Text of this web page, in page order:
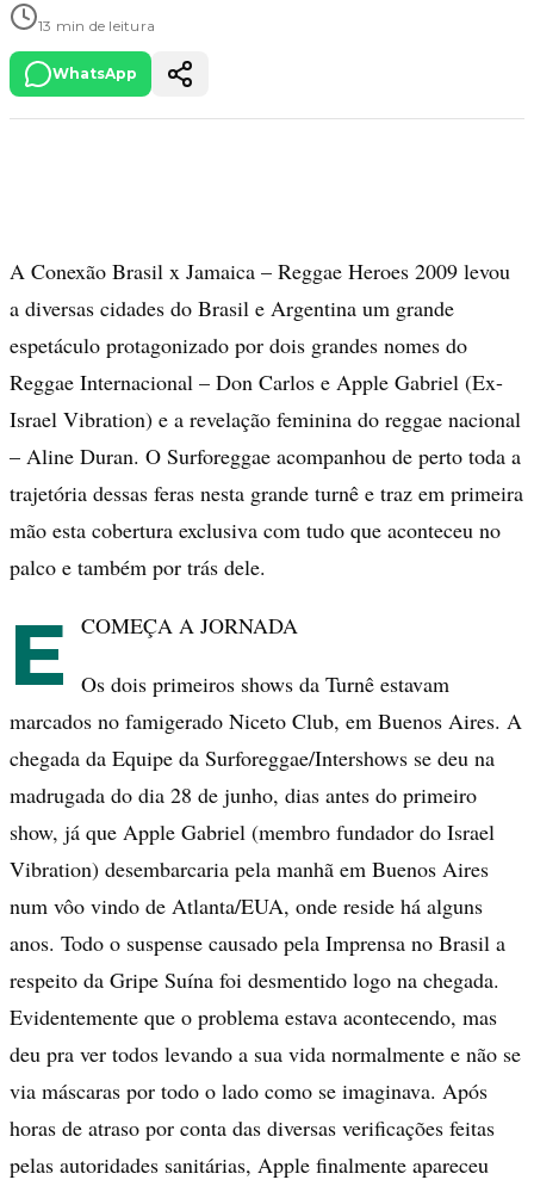
13 min de leitura
WhatsApp
A Conexão Brasil x Jamaica – Reggae Heroes 2009 levou
a diversas cidades do Brasil e Argentina um grande
espetáculo protagonizado por dois grandes nomes do
Reggae Internacional – Don Carlos e Apple Gabriel (Ex-
Israel Vibration) e a revelação feminina do reggae nacional
– Aline Duran. O Surforeggae acompanhou de perto toda a
trajetória dessas feras nesta grande turnê e traz em primeira
mão esta cobertura exclusiva com tudo que aconteceu no
palco e também por trás dele.
E COMEÇA A JORNADA
Os dois primeiros shows da Turnê estavam
marcados no famigerado Niceto Club, em Buenos Aires. A
chegada da Equipe da Surforeggae/Intershows se deu na
madrugada do dia 28 de junho, dias antes do primeiro
show, já que Apple Gabriel (membro fundador do Israel
Vibration) desembarcaria pela manhã em Buenos Aires
num vôo vindo de Atlanta/EUA, onde reside há alguns
anos. Todo o suspense causado pela Imprensa no Brasil a
respeito da Gripe Suína foi desmentido logo na chegada.
Evidentemente que o problema estava acontecendo, mas
deu pra ver todos levando a sua vida normalmente e não se
via máscaras por todo o lado como se imaginava. Após
horas de atraso por conta das diversas verificações feitas
pelas autoridades sanitárias, Apple finalmente apareceu